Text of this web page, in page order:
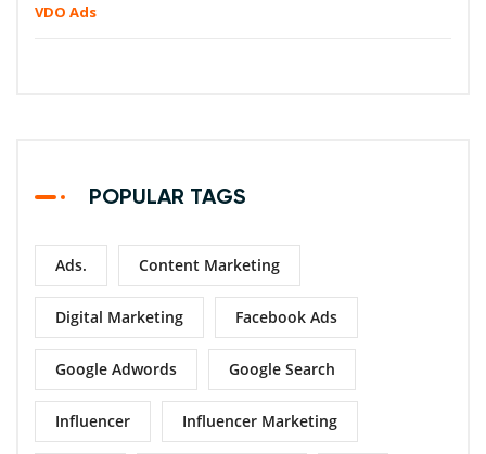
VDO Ads
POPULAR TAGS
Ads. Content Marketing
Digital Marketing Facebook Ads
Google Adwords Google Search
Influencer Influencer Marketing